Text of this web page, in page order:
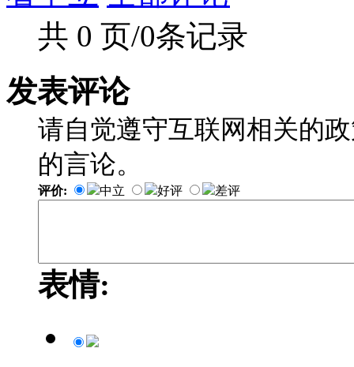
共 0 页/0条记录
发表评论
请自觉遵守互联网相关的
的言论。
评价: 中立 好评 差评
表情: